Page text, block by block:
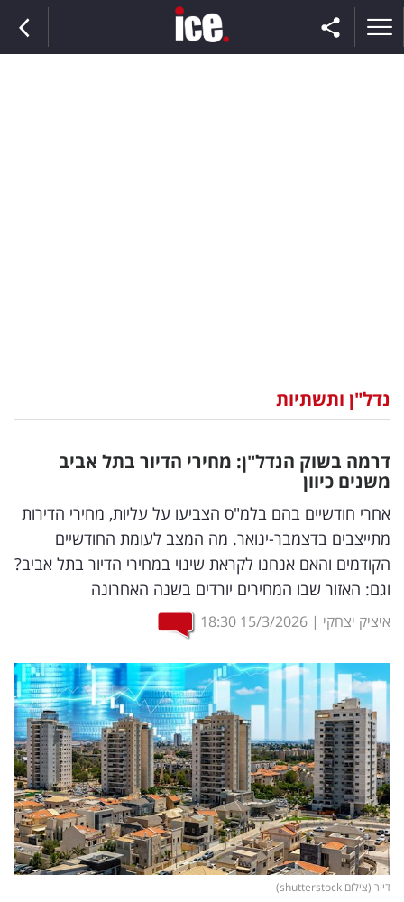
וצרכנות
דיגיטל
וטק
שיווק
ופרסום
משפט
מדדים
ומחקרים
דעות
רכילות
עסקית
קריפטו
ויראלי
נדל"ן ותשתיות
דרמה בשוק הנדל"ן: מחירי הדיור בתל אביב
משנים כיוון
אחרי חודשיים בהם בלמ"ס הצביעו על עליות, מחירי הדירות
מתייצבים בדצמבר-ינואר. מה המצב לעומת החודשיים
הקודמים והאם אנחנו לקראת שינוי במחירי הדיור בתל אביב?
וגם: האזור שבו המחירים יורדים בשנה האחרונה
איציק יצחקי |
15/3/2026
18:30
דיור (צילום shutterstock)